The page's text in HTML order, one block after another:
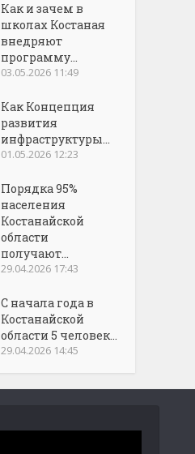
Как и зачем в
школах Костаная
внедряют
программу...
03.05.2026 11:49
Как Концепция
развития
инфраструктуры...
01.05.2026 12:23
Порядка 95%
населения
Костанайской
области
получают...
29.04.2026 17:43
С начала года в
Костанайской
области 5 человек...
29.04.2026 14:45